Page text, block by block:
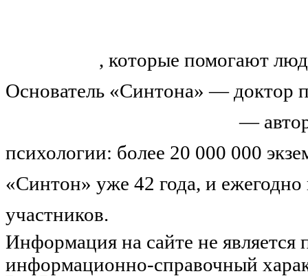
, которые помогают
Основатель «Синтона» — доктор
—
психологии: более 20 000 000
«Синтон» уже 42 года, и
участников.
Информация на сайте не
информационно-справочный